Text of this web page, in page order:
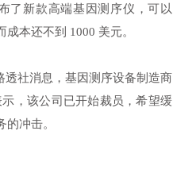
了新款高端基因测序仪，可以
本还不到 1000 美元。
透社消息，基因测序设备制造商
，该公司已开始裁员，希望缓
冲击。